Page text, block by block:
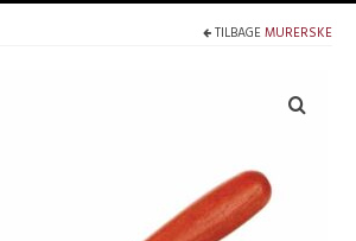
TILBAGEMURERSKE